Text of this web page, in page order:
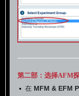
第二部：选择AFM
在MFM & EFM